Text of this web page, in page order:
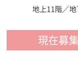
地上11階／地
現在募